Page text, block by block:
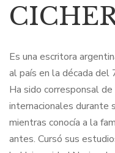
Es una escritora
al país en la década del
Ha sido corresponsal
internacionales durante
mientras conocía a la
antes. Cursó sus